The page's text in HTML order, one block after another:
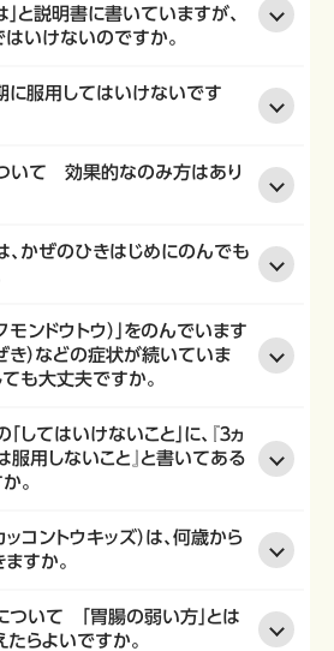
と説明書に書いていますが、
いけないのですか。
期に服用してはいけないです
いて 効果的なのみ方はあり
は、かぜのひきはじめにのんでも
モンドウトウ）」をのんでいます
き）などの症状が続いていま
も大丈夫ですか。
してはいけないこと」に、『３ヵ
服用しないこと』と書いてある
。
コントウキッズ）は、何歳から
すか。
について 「胃腸の弱い方」とは
らよいですか。